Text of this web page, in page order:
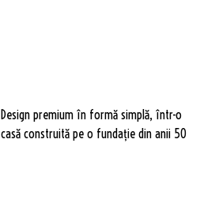
Design premium în formă simplă, într-o
casă construită pe o fundație din anii 50